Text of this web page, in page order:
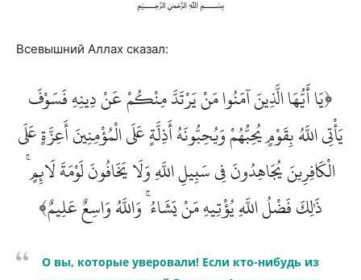
﷽
Всевышний Аллах сказал:
﴿يَا أَيُّهَا الَّذِينَ آمَنُوا مَنْ يَرْتَدَّ مِنْكُمْ عَنْ دِينِهِ فَسَوْفَ
يَأْتِي اللَّهُ بِقَوْمٍ يُحِبُّهُمْ وَيُحِبُّونَهُ أَذِلَّةٍ عَلَى الْمُؤْمِنِينَ أَعِزَّةٍ عَلَى
الْكَافِرِينَ يُجَاهِدُونَ فِي سَبِيلِ اللَّهِ وَلَا يَخَافُونَ لَوْمَةَ لَائِمٍ ۚ
ذَٰلِكَ فَضْلُ اللَّهِ يُؤْتِيهِ مَنْ يَشَاءُ ۚ وَاللَّهُ وَاسِعٌ عَلِيمٌ﴾
О вы, которые уверовали! Если кто-нибудь из